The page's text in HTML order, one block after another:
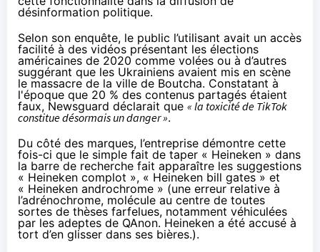
désinformation politique.
Selon son enquête, le public l’utilisant avait un accès
facilité à des vidéos présentant les élections
américaines de 2020 comme volées ou à d’autres
suggérant que les Ukrainiens avaient mis en scène
le massacre de la ville de Boutcha. Constatant à
l'époque que 20 % des contenus partagés étaient
faux, Newsguard déclarait que « la toxicité de TikTok
constitue désormais un danger ».
Du côté des marques, l’entreprise démontre cette
fois-ci que le simple fait de taper « Heineken » dans
la barre de recherche fait apparaître les suggestions
« Heineken complot », « Heineken bill gates » et
« Heineken androchrome » (une erreur relative à
l’adrénochrome, molécule au centre de toutes
sortes de thèses farfelues, notamment véhiculées
par les adeptes de QAnon. Heineken a été accusé à
tort d’en glisser dans ses bières.).